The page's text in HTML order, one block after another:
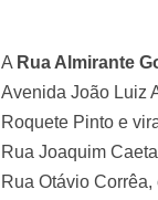
A Rua Almirante
Avenida João Luiz
Roquete Pinto e
Rua Joaquim
Rua Otávio